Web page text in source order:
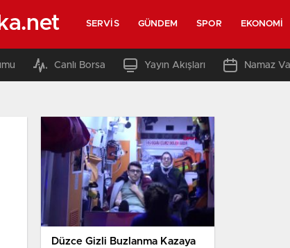
SERVIS GÜNDEM SPOR EKONOMI
Canlı Borsa Yayın Akışları Namaz
Düzce Gizli Buzlanma Kazaya